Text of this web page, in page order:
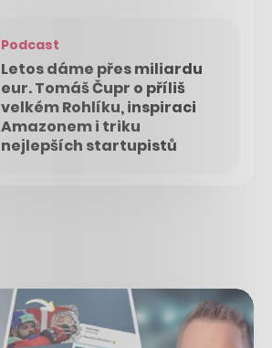
Podcast
Letos dáme přes miliardu
eur. Tomáš Čupr o příliš
velkém Rohlíku, inspiraci
Amazonem i triku
nejlepších startupistů